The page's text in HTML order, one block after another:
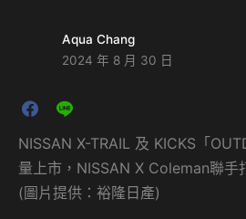
Aqua Chang
2024 年 8 月 30 日
NISSAN X-TRAIL 及 KICKS「
量上市，NISSAN X Coleman聯手
(圖片提供：裕隆日產)